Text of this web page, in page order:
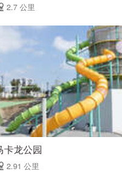
2.7 公里
卡龙公园
2.91 公里